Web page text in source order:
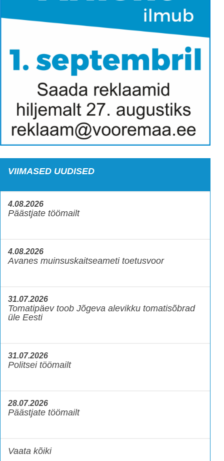
VIIMASED UUDISED
4.08.2026
Päästjate töömailt
4.08.2026
Avanes muinsuskaitseameti toetusvoor
31.07.2026
Tomatipäev toob Jõgeva alevikku tomatisõbrad
üle Eesti
31.07.2026
Politsei töömailt
28.07.2026
Päästjate töömailt
Vaata kõiki